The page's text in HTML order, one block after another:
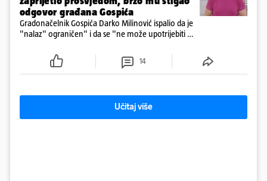
odgovor građana Gospića
Gradonačelnik Gospića Darko Milinović ispalio da je
"nalaz" ograničen" i da se "ne može upotrijebiti za
ga je naručio Uskok i da je dio spisa
14
Učitaj više